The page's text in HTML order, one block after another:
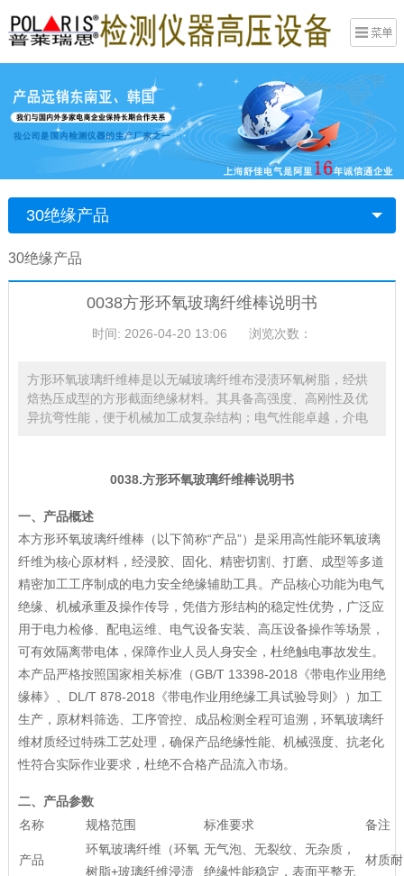
30绝缘产品
30绝缘产品
0038方形环氧玻璃纤维棒说明书
时间: 2026-04-20 13:06 浏览次数：
方形环氧玻璃纤维棒是以无碱玻璃纤维布浸渍环氧树脂，经烘
焙热压成型的方形截面绝缘材料。其具备高强度、高刚性及优
异抗弯性能，便于机械加工成复杂结构；电气性能卓越，介电
0038.方形环氧玻璃纤维棒说明书
一、产品概述
本方形环氧玻璃纤维棒（以下简称“产品”）是采用高性能环氧玻璃
纤维为核心原材料，经浸胶、固化、精密切割、打磨、成型等多道
精密加工工序制成的电力安全绝缘辅助工具。产品核心功能为电气
绝缘、机械承重及操作传导，凭借方形结构的稳定性优势，广泛应
用于电力检修、配电运维、电气设备安装、高压设备操作等场景，
可有效隔离带电体，保障作业人员人身安全，杜绝触电事故发生。
本产品严格按照国家相关标准（GB/T 13398-2018《带电作业用绝
缘棒》、DL/T 878-2018《带电作业用绝缘工具试验导则》）加工
生产，原材料筛选、工序管控、成品检测全程可追溯，环氧玻璃纤
维材质经过特殊工艺处理，确保产品绝缘性能、机械强度、抗老化
性符合实际作业要求，杜绝不合格产品流入市场。
二、产品参数
名称
规格范围 标准要求 备注
产品
环氧玻璃纤维（环氧
树脂+玻璃纤维浸渍
无气泡、无裂纹、无杂质，
绝缘性能稳定，表面平整无
材质